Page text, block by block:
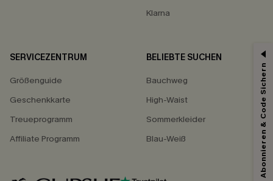
Klarna
SERVICEZENTRUM
Größenguide
Geschenkkarte
Treueprogramm
Affiliate Programm
BELIEBTE SUCHEN
Bauchweg
High-Waist
Sommerkleider
Blau-Weiß
Abonnieren & Code Sichern